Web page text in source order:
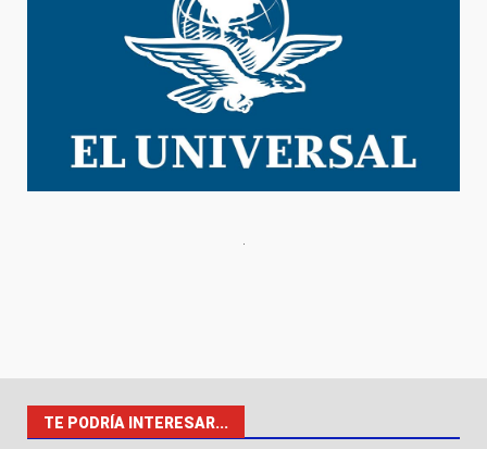
TE PODRÍA INTERESAR...